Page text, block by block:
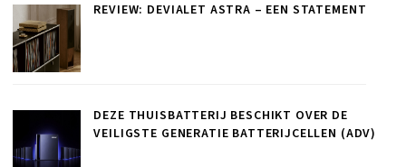
REVIEW: DEVIALET ASTRA – EEN STATEMENT
DEZE THUISBATTERIJ BESCHIKT OVER DE
VEILIGSTE GENERATIE BATTERIJCELLEN (ADV)